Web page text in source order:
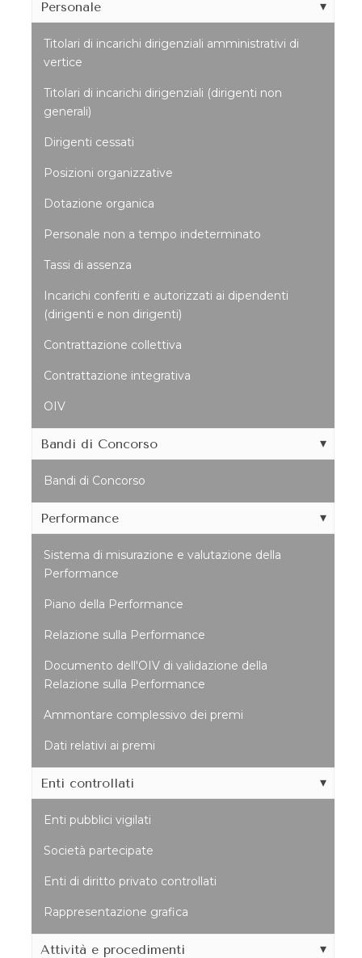
Personale
Titolari di incarichi dirigenziali amministrativi di
vertice
Titolari di incarichi dirigenziali (dirigenti non
generali)
Dirigenti cessati
Posizioni organizzative
Dotazione organica
Personale non a tempo indeterminato
Tassi di assenza
Incarichi conferiti e autorizzati ai dipendenti
(dirigenti e non dirigenti)
Contrattazione collettiva
Contrattazione integrativa
OIV
Bandi di Concorso
Bandi di Concorso
Performance
Sistema di misurazione e valutazione della
Performance
Piano della Performance
Relazione sulla Performance
Documento dell'OIV di validazione della
Relazione sulla Performance
Ammontare complessivo dei premi
Dati relativi ai premi
Enti controllati
Enti pubblici vigilati
Società partecipate
Enti di diritto privato controllati
Rappresentazione grafica
Attività e procedimenti